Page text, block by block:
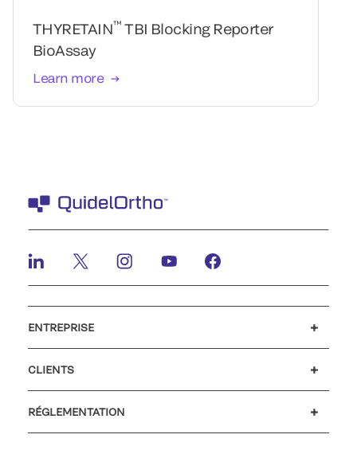
THYRETAIN™ TBI Blocking Reporter
BioAssay
Learn more
ENTREPRISE
CLIENTS
RÉGLEMENTATION